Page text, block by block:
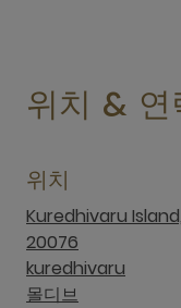
위치 & 연
위치
Kuredhivaru Island,
20076
kuredhivaru
몰디브